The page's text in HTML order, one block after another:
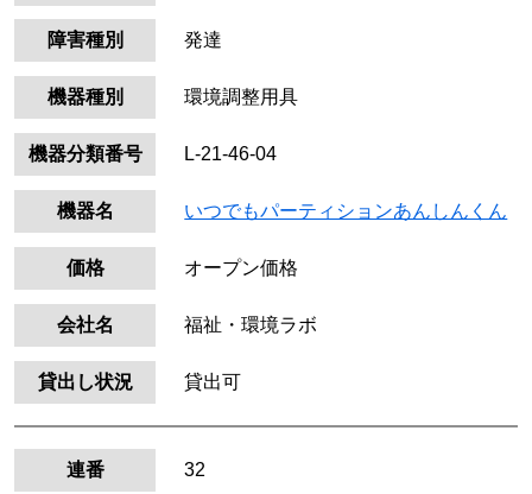
障害種別 発達
機器種別 環境調整用具
機器分類番号 L-21-46-04
機器名 いつでもパーティションあんしんくん
価格 オープン価格
会社名 福祉・環境ラボ
貸出し状況 貸出可
連番 32